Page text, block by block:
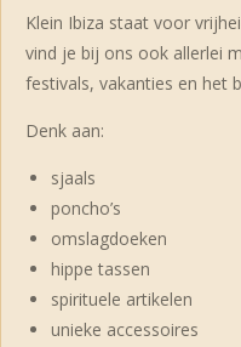
Klein Ibiza staat voor
vind je bij ons ook allerlei
festivals, vakanties en het
Denk aan:
sjaals
poncho’s
omslagdoeken
hippe tassen
spirituele artikelen
unieke accessoires